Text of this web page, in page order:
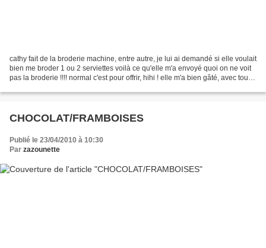
cathy fait de la broderie machine, entre autre, je lui ai demandé si elle voulait
bien me broder 1 ou 2 serviettes voilà ce qu'elle m'a envoyé quoi on ne voit
pas la broderie !!!! normal c'est pour offrir, hihi ! elle m'a bien gâté, avec tout
CHOCOLAT/FRAMBOISES
Publié le 23/04/2010 à 10:30
Par zazounette